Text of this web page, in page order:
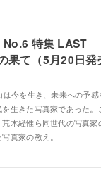
No.6 特集 LAST
て（5月20日発
今を生き、未来への予
生きた写真家であった。
木経惟ら同世代の写真家
真家の教え。